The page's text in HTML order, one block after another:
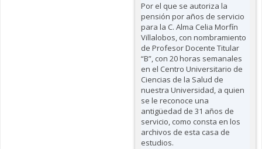
Por el que se autoriza la
pensión por años de servicio
para la C. Alma Celia Morfín
Villalobos, con nombramiento
de Profesor Docente Titular
“B”, con 20 horas semanales
en el Centro Universitario de
Ciencias de la Salud de
nuestra Universidad, a quien
se le reconoce una
antigüedad de 31 años de
servicio, como consta en los
archivos de esta casa de
estudios.